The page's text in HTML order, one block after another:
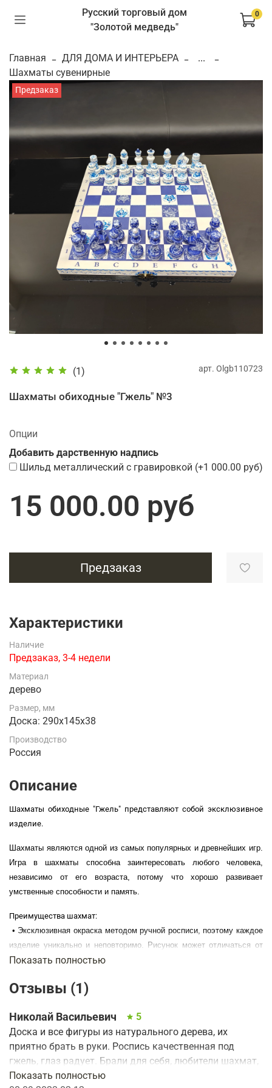
Русский торговый дом
"Золотой медведь"
0
Главная ДЛЯ ДОМА И ИНТЕРЬЕРА
...
Шахматы сувенирные
Предзаказ
(1) арт. Olgb110723
Шахматы обиходные "Гжель" №3
Опции
Добавить дарственную надпись
Шильд металлический с гравировкой (+1 000.00 руб)
15 000.00 руб
Предзаказ
Характеристики
Наличие
Предзаказ, 3-4 недели
Материал
дерево
Размер, мм
Доска: 290х145х38
Производство
Россия
Описание
Шахматы обиходные "Гжель" представляют собой эксклюзивное
изделие.
Шахматы являются одной из самых популярных и древнейших игр.
Игра в шахматы способна заинтересовать любого человека,
независимо от его возраста, потому что хорошо развивает
умственные способности и память.
Преимущества шахмат:
• Эксклюзивная окраска методом ручной росписи, поэтому каждое
изделие уникально и неповторимо. Рисунок может отличаться от
представленного на сайте, но обязательно сохранена стилистика
• Используются дерево только прочных пород.
повреждениям.
• Срок эксплуатации, более 50 лет.
Конструкция оригинальной доски, выполнена с точностью до
миллиметра, без зазоров и перекосов. Каждая деталь, проходит
Показать полностью
Отзывы (1)
Николай Васильевич
5
Доска и все фигуры из натурального дерева, их
приятно брать в руки. Роспись качественная под
гжель, глаз радует. Брали для себя, любители шахмат,
можно передать молодому поколению. Лак не
Показать полностью